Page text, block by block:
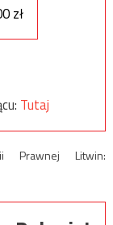
zł
Tutaj
Prawnej Litwin: